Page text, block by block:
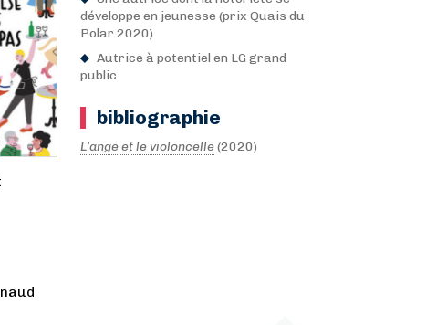
développe en jeunesse (prix Quais du
Polar 2020).
Autrice à potentiel en LG grand
public.
bibliographie
L’ange et le violoncelle(2020)